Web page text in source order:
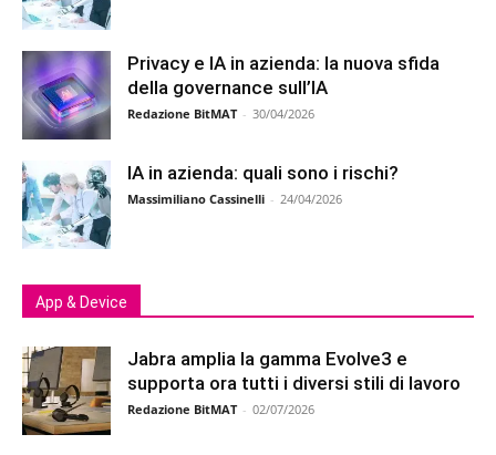
Privacy e IA in azienda: la nuova sfida
della governance sull’IA
Redazione BitMAT - 30/04/2026
IA in azienda: quali sono i rischi?
Massimiliano Cassinelli - 24/04/2026
App & Device
Jabra amplia la gamma Evolve3 e
supporta ora tutti i diversi stili di lavoro
Redazione BitMAT - 02/07/2026